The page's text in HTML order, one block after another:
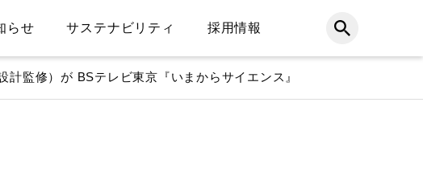
らせ サステナビリティ 採用情報
監修）が BSテレビ東京『いまからサイエンス』